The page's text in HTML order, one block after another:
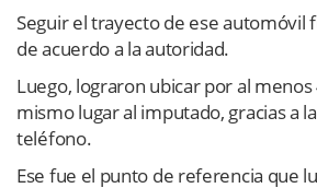
Seguir el trayecto de ese automóvil
de acuerdo a la autoridad.
Luego, lograron ubicar por al
mismo lugar al imputado, gracias a
teléfono.
Ese fue el punto de referencia que